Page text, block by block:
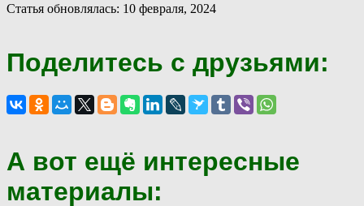
Статья обновлялась: 10 февраля, 2024
Поделитесь с друзьями:
А вот ещё интересные
материалы: